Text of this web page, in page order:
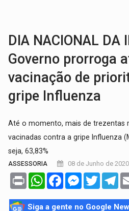
MPF
DIA NACIONAL DA
Governo prorroga
vacinação de
gripe Influenza
Até o momento, mais de trezentas
vacinadas contra a gripe Influenza
seja, 63,83%
ASSESSORIA 08 de Junho de
Print WhatsAppFacebookMessenger
Twitter
Siga a gente no Google